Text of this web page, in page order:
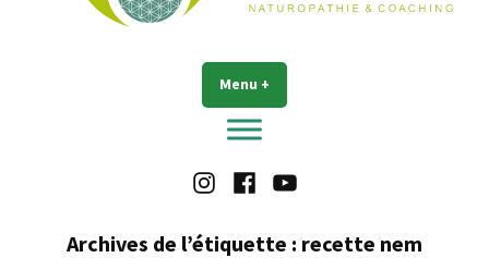
Redeviens-toi Menu +
Instagram
FacebookYoutube
Archives de l’étiquette : recette nem